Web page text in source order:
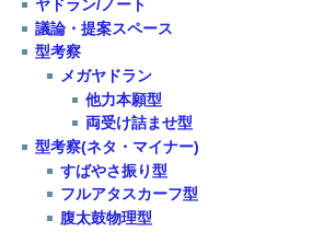
ヤドラン/ノート
議論・提案スペース
型考察
メガヤドラン
他力本願型
両受け詰ませ型
型考察(ネタ・マイナー)
すばやさ振り型
フルアタスカーフ型
腹太鼓物理型